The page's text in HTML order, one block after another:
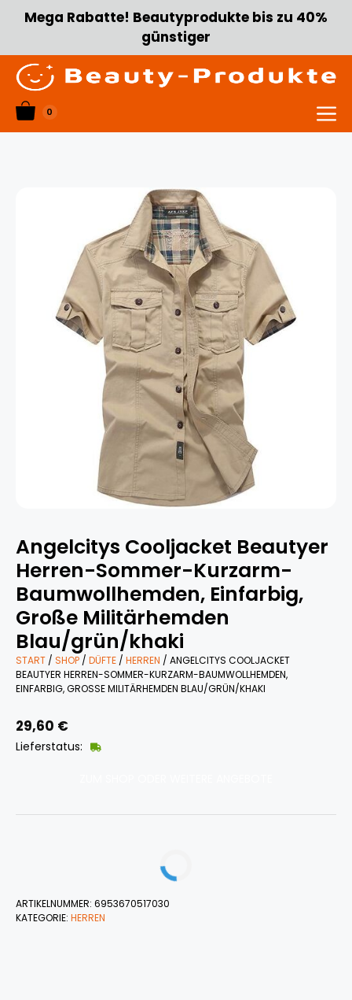
Zum
Inhalt
Mega Rabatte! Beautyprodukte bis zu 40%
günstiger
0
Menü
Angelcitys Cooljacket Beautyer
Herren-Sommer-Kurzarm-
Baumwollhemden, Einfarbig,
Große Militärhemden
Blau/grün/khaki
START / SHOP / DÜFTE / HERREN / ANGELCITYS COOLJACKET
BEAUTYER HERREN-SOMMER-KURZARM-BAUMWOLLHEMDEN,
EINFARBIG, GROSSE MILITÄRHEMDEN BLAU/GRÜN/KHAKI
29,60 €
Lieferstatus:
ARTIKELNUMMER: 6953670517030
KATEGORIE: HERREN